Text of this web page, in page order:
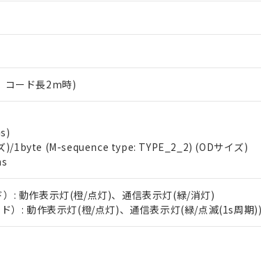
コード長2m時)
)/1byte (M-sequence type: TYPE_2_2) (ODサイズ)
: 動作表示灯(橙/点灯)、通信表示灯(緑/消灯)
）: 動作表示灯(橙/点灯)、通信表示灯(緑/点滅(1s周期))
件
読みいただき、同意のうえご利用ください。
EU RoHS指令（10物質）の非含有に対応した製品が提
RoHS指令（10物質）の非含有に対応した製品に切り替
EU RoHS指令（10物質）の非含有に非対応の商品で
EU RoHS指令（10物質）の非含有の対応状況を調査中
センス料など無形物で、有害物質有無と関係のない商
により、非含有部品としていたものが、含有品と判明
表